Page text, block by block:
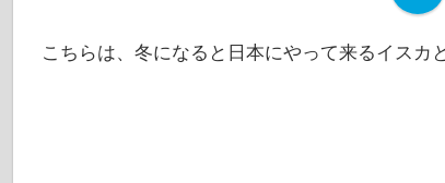
こちらは、冬になると日本にやって来るイスカ